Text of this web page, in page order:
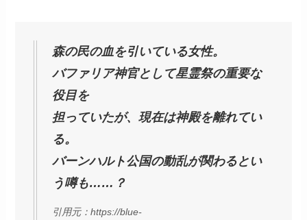
森の民の血を引いている女性。
バファリア神官として星霊祭の重要な
役目を
担っていたが、現在は神殿を離れてい
る。
バーンハルト公国の動乱が関わるとい
う噂も……？
引用元：https://blue-